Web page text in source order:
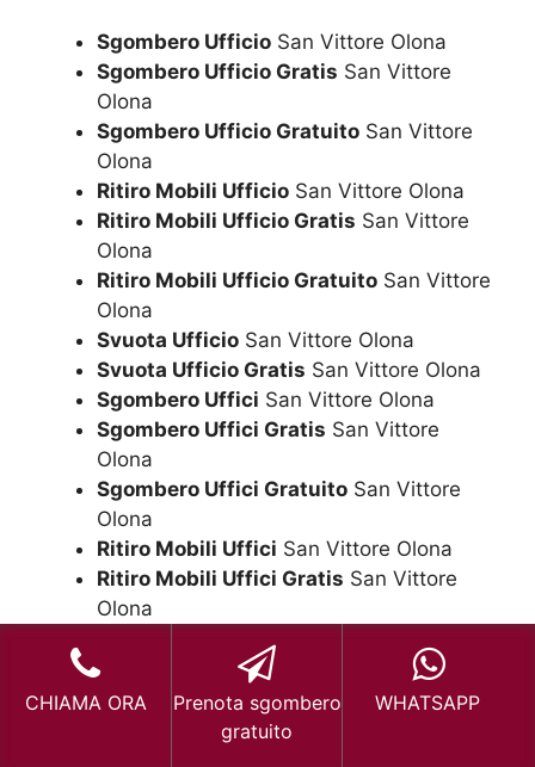
Sgombero Ufficio San Vittore Olona
Sgombero Ufficio Gratis San Vittore
Olona
Sgombero Ufficio Gratuito San Vittore
Olona
Ritiro Mobili Ufficio San Vittore Olona
Ritiro Mobili Ufficio Gratis San Vittore
Olona
Ritiro Mobili Ufficio Gratuito San Vittore
Olona
Svuota Ufficio San Vittore Olona
Svuota Ufficio Gratis San Vittore Olona
Sgombero Uffici San Vittore Olona
Sgombero Uffici Gratis San Vittore
Olona
Sgombero Uffici Gratuito San Vittore
Olona
Ritiro Mobili Uffici San Vittore Olona
Ritiro Mobili Uffici Gratis San Vittore
Olona
Olona
Svuota UfficiSan Vittore Olona
Svuota Uffici Gratis
CHIAMA ORA
Prenota sgombero
gratuito
WHATSAPP